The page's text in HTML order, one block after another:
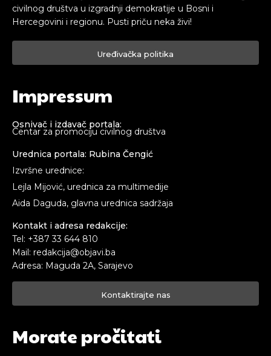
civilnog društva u izgradnji demokratije u Bosni i
Hercegovini i regionu. Pusti priču neka živi!
Uređivačka politika
Impressum
Osnivač i izdavač portala:
Centar za promociju civilnog društva
Urednica portala: Rubina Čengić
Izvršne urednice:
Lejla Mijović, urednica za multimedije
Aida Daguda, glavna urednica sadržaja
Kontakt i adresa redakcije:
Tel: +387 33 644 810
Mail: redakcija@objavi.ba
Adresa: Maguda 2A, Sarajevo
Kontaktirajte nas
Morate pročitati